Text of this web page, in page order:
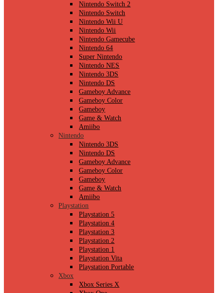
Nintendo Switch 2
Nintendo Switch
Nintendo Wii U
Nintendo Wii
Nintendo Gamecube
Nintendo 64
Super Nintendo
Nintendo NES
Nintendo 3DS
Nintendo DS
Gameboy Advance
Gameboy Color
Gameboy
Game & Watch
Amiibo
Nintendo
Nintendo 3DS
Nintendo DS
Gameboy Advance
Gameboy Color
Gameboy
Game & Watch
Amiibo
Playstation
Playstation 5
Playstation 4
Playstation 3
Playstation 2
Playstation 1
Playstation Vita
Playstation Portable
Xbox
Xbox Series X